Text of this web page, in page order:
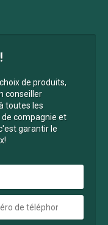
de produits,
conseiller
toutes les
compagnie et
garantir le